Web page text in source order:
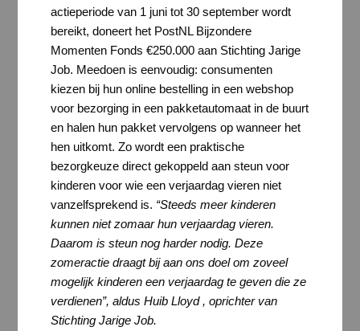
actieperiode van 1 juni tot 30 september wordt
bereikt, doneert het PostNL Bijzondere
Momenten Fonds €250.000 aan Stichting Jarige
Job. Meedoen is eenvoudig: consumenten
kiezen bij hun online bestelling in een webshop
voor bezorging in een pakketautomaat in de buurt
en halen hun pakket vervolgens op wanneer het
hen uitkomt. Zo wordt een praktische
bezorgkeuze direct gekoppeld aan steun voor
kinderen voor wie een verjaardag vieren niet
vanzelfsprekend is. “Steeds meer kinderen
kunnen niet zomaar hun verjaardag vieren.
Daarom is steun nog harder nodig. Deze
zomeractie draagt bij aan ons doel om zoveel
mogelijk kinderen een verjaardag te geven die ze
verdienen”, aldus Huib Lloyd , oprichter van
Stichting Jarige Job.